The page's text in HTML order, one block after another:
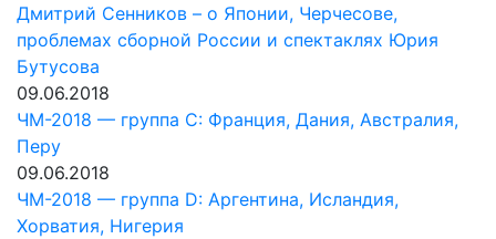
Дмитрий Сенников – о Японии, Черчесове,
проблемах сборной России и спектаклях Юрия
Бутусова
09.06.2018
ЧМ-2018 — группа С: Франция, Дания, Австралия,
Перу
09.06.2018
ЧМ-2018 — группа D: Аргентина, Исландия,
Хорватия, Нигерия